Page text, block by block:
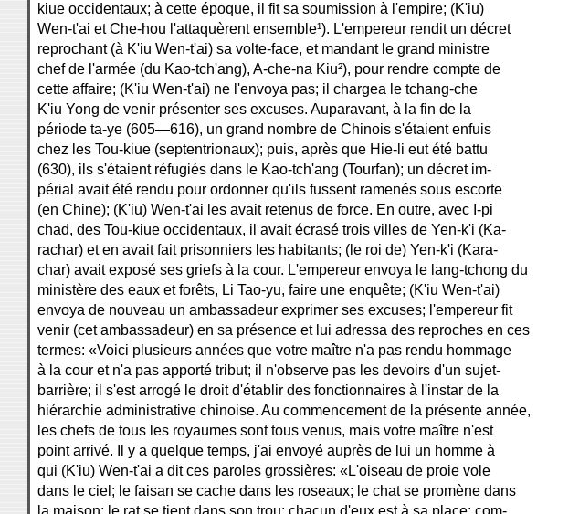
kiue occidentaux; à cette époque, il fit sa soumission à l'empire; (K'iu)
Wen-t'ai et Che-hou l'attaquèrent ensemble¹). L'empereur rendit un décret
reprochant (à K'iu Wen-t'ai) sa volte-face, et mandant le grand ministre
chef de l'armée (du Kao-tch'ang), A-che-na Kiu²), pour rendre compte de
cette affaire; (K'iu Wen-t'ai) ne l'envoya pas; il chargea le tchang-che
K'iu Yong de venir présenter ses excuses. Auparavant, à la fin de la
période ta-ye (605—616), un grand nombre de Chinois s'étaient enfuis
chez les Tou-kiue (septentrionaux); puis, après que Hie-li eut été battu
(630), ils s'étaient réfugiés dans le Kao-tch'ang (Tourfan); un décret im-
périal avait été rendu pour ordonner qu'ils fussent ramenés sous escorte
(en Chine); (K'iu) Wen-t'ai les avait retenus de force. En outre, avec I-pi
chad, des Tou-kiue occidentaux, il avait écrasé trois villes de Yen-k'i (Ka-
rachar) et en avait fait prisonniers les habitants; (le roi de) Yen-k'i (Kara-
char) avait exposé ses griefs à la cour. L'empereur envoya le lang-tchong du
ministère des eaux et forêts, Li Tao-yu, faire une enquête; (K'iu Wen-t'ai)
envoya de nouveau un ambassadeur exprimer ses excuses; l'empereur fit
venir (cet ambassadeur) en sa présence et lui adressa des reproches en ces
termes: «Voici plusieurs années que votre maître n'a pas rendu hommage
à la cour et n'a pas apporté tribut; il n'observe pas les devoirs d'un sujet-
barrière; il s'est arrogé le droit d'établir des fonctionnaires à l'instar de la
hiérarchie administrative chinoise. Au commencement de la présente année,
les chefs de tous les royaumes sont tous venus, mais votre maître n'est
point arrivé. Il y a quelque temps, j'ai envoyé auprès de lui un homme à
qui (K'iu) Wen-t'ai a dit ces paroles grossières: «L'oiseau de proie vole
dans le ciel; le faisan se cache dans les roseaux; le chat se promène dans
la maison; le rat se tient dans son trou; chacun d'eux est à sa place; com-